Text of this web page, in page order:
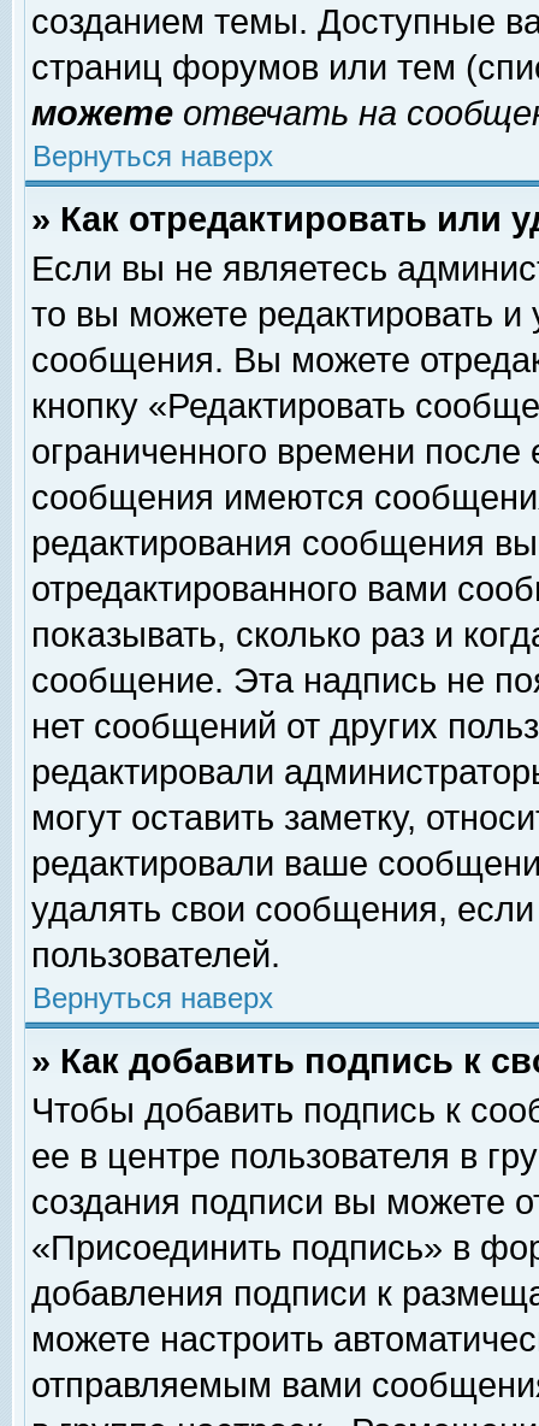
созданием темы. Доступные
страниц форумов или тем
можете отвечать на
Вернуться наверх
» Как отредактировать или
Если вы не являетесь
то вы можете редактировать и
сообщения. Вы можете
кнопку «Редактировать
ограниченного времени
сообщения имеются
редактирования сообщения
отредактированного вами
показывать, сколько раз и
сообщение. Эта надпись не
нет сообщений от других
редактировали
могут оставить заметку,
редактировали ваше
удалять свои сообщения,
пользователей.
Вернуться наверх
» Как добавить подпись к
Чтобы добавить подпись к
ее в центре пользователя в
создания подписи вы можете
«Присоединить подпись» в
добавления подписи к
можете настроить
отправляемым вами